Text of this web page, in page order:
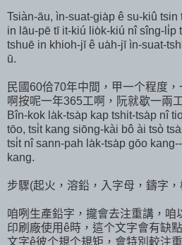
Tsiàn-āu, ìn-suat-gia̍p ê su-kiû
in lāu-pē tī it-kiú lio̍k-kiú nî sîng-li̍p
tshuē in khioh-jī ê ua̍h-jī ìn-suat-
ū.
民國60佮70年中間，甲一个程度
啊按呢一年365工啊，阮就歇一兩
Bîn-kok la̍k-tsa̍p kap tshit-tsa̍p nî
tōo, tsi̍t kang siōng-kài bô ài tsò
tsi̍t nî sann-pah la̍k-tsa̍p gōo
kang.
步驟(起火，溶鉛，入字母，鑄字
咱咧生產鉛字，攏會去注重講，咱
印刷廠使用ê時，這个文字會有缺
文字ê彼个規个規矩，會特別較注重